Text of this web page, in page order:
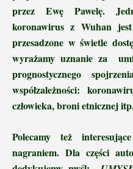
przez Ewę Pawelę.
koronawirus z Wuhan
przesadzone w świetle
wyrażamy uznanie za
prognostycznego
współzależności:
człowieka, broni etnicznej
Polecamy też
nagraniem. Dla części